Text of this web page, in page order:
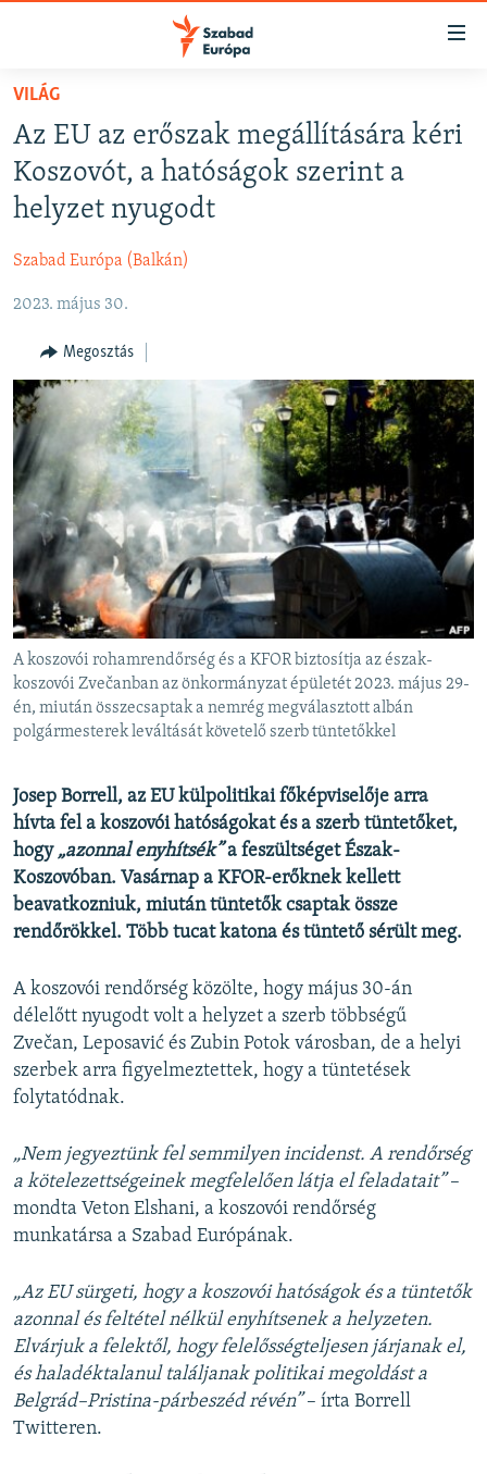
Akadálymentes
Ugrás
fő
oldalra
Ugrás
tartalomjegyzékre
PODCASTOK
ELEMZŐ
NER15
SZABADON
TÁRSADALOM
DEMOKRÁCIA
A PÉNZ NYOMÁBAN
EURÓPAI UNIÓ
VILÁG
KLÍMAVÁLTOZÁS
A MÚLT TANULSÁGAI
KÖVESSEN MINKET!
Valamennyi RFE/RL weboldal
VILÁG
Az EU az erőszak megállítására kéri
Koszovót, a hatóságok szerint a
helyzet nyugodt
Szabad Európa (Balkán)
2023. május 30.
Megosztás
A koszovói rohamrendőrség és a KFOR biztosítja az észak-
koszovói Zvečanban az önkormányzat épületét 2023. május 29-
én, miután összecsaptak a nemrég megválasztott albán
polgármesterek leváltását követelő szerb tüntetőkkel
Josep Borrell, az EU külpolitikai főképviselője arra
hívta fel a koszovói hatóságokat és a szerb tüntetőket,
hogy „azonnal enyhítsék”a feszültséget Észak-
Koszovóban. Vasárnap a KFOR-erőknek kellett
beavatkozniuk, miután tüntetők csaptak össze
rendőrökkel. Több tucat katona és tüntető sérült meg.
A koszovói rendőrség közölte, hogy május 30-án
délelőtt nyugodt volt a helyzet a szerb többségű
Zvečan, Leposavić és Zubin Potok városban, de a helyi
szerbek arra figyelmeztettek, hogy a tüntetések
folytatódnak.
„Nem jegyeztünk fel semmilyen incidenst. A rendőrség
a kötelezettségeinek megfelelően látja el feladatait” –
mondta Veton Elshani, a koszovói rendőrség
munkatársa a Szabad Európának.
„Az EU sürgeti, hogy a koszovói hatóságok és a tüntetők
azonnal és feltétel nélkül enyhítsenek a helyzeten.
Elvárjuk a felektől, hogy felelősségteljesen járjanak el,
és haladéktalanul találjanak politikai megoldást a
Belgrád–Pristina-párbeszéd révén”– írta Borrell
Twitteren.
FELIRATKOZÁS
Spotify